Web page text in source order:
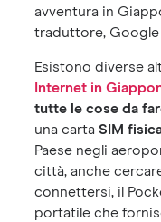
avventura in
traduttore, Google
Esistono diverse
Internet in
tutte le cose da
una cartaSIM
Paese negli
città, anche
connettersi, il
portatile che